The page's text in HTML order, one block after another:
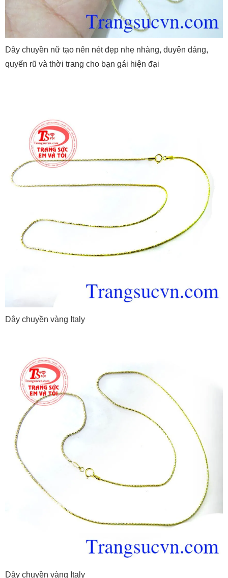
Dây chuyền nữ tạo nên nét đẹp nhẹ nhàng, duyên dáng,
quyến rũ và thời trang cho bạn gái hiện đại
Dây chuyền vàng Italy
Dây chuyền vàng Italy